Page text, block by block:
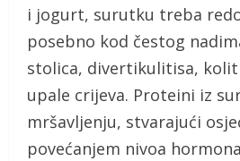
i jogurt, surutku treba
posebno kod čestog
stolica, divertikulitisa,
upale crijeva. Proteini iz
mršavljenju, stvarajući
povećanjem nivoa